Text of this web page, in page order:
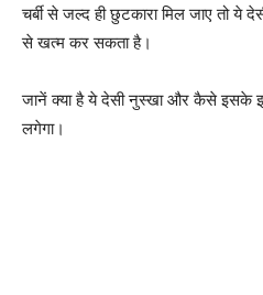
चर्बी से जल्द ही छुटकारा मिल जाए तो
से खत्म कर सकता है।
जानें क्या है ये देसी नुस्खा और कैसे इसके
लगेगा।